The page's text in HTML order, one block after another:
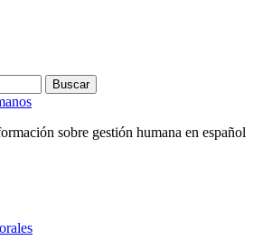
sobre gestión humana en español